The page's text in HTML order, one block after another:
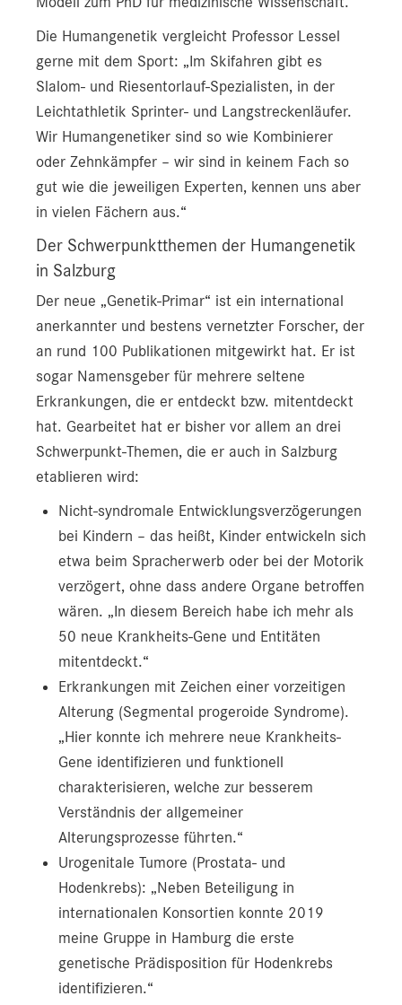
Die Humangenetik vergleicht Professor Lessel
gerne mit dem Sport: „Im Skifahren gibt es
Slalom- und Riesentorlauf-Spezialisten, in der
Leichtathletik Sprinter- und Langstreckenläufer.
Wir Humangenetiker sind so wie Kombinierer
oder Zehnkämpfer – wir sind in keinem Fach so
gut wie die jeweiligen Experten, kennen uns aber
in vielen Fächern aus.“
Der Schwerpunktthemen der Humangenetik
in Salzburg
Der neue „Genetik-Primar“ ist ein international
anerkannter und bestens vernetzter Forscher, der
an rund 100 Publikationen mitgewirkt hat. Er ist
sogar Namensgeber für mehrere seltene
Erkrankungen, die er entdeckt bzw. mitentdeckt
hat. Gearbeitet hat er bisher vor allem an drei
Schwerpunkt-Themen, die er auch in Salzburg
etablieren wird:
Nicht-syndromale Entwicklungsverzögerungen
bei Kindern – das heißt, Kinder entwickeln sich
etwa beim Spracherwerb oder bei der Motorik
verzögert, ohne dass andere Organe betroffen
wären. „In diesem Bereich habe ich mehr als
50 neue Krankheits-Gene und Entitäten
mitentdeckt.“
Erkrankungen mit Zeichen einer vorzeitigen
Alterung (Segmental progeroide Syndrome).
„Hier konnte ich mehrere neue Krankheits-
Gene identifizieren und funktionell
charakterisieren, welche zur besserem
Verständnis der allgemeiner
Alterungsprozesse führten.“
Urogenitale Tumore (Prostata- und
Hodenkrebs): „Neben Beteiligung in
internationalen Konsortien konnte 2019
meine Gruppe in Hamburg die erste
genetische Prädisposition für Hodenkrebs
identifizieren.“